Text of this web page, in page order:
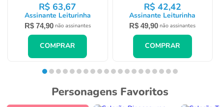
R$ 63,67
Assinante Leiturinha
R$ 74,90 não assinantes
COMPRAR
R$ 42,42
Assinante Leiturinha
R$ 49,90 não assinantes
COMPRAR
Personagens Favoritos